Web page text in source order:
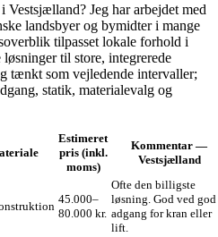
Jeg har arbejdet med
landsbyer og bymidter i mange
tilpasset lokale forhold i
til store, integrerede
tænkt som vejledende intervaller;
statik, materialevalg og
Estimeret
pris (inkl.
moms)
Kommentar —
Vestsjælland
45.000–
80.000 kr.
Ofte den billigste
løsning. God ved god
adgang for kran eller
lift.